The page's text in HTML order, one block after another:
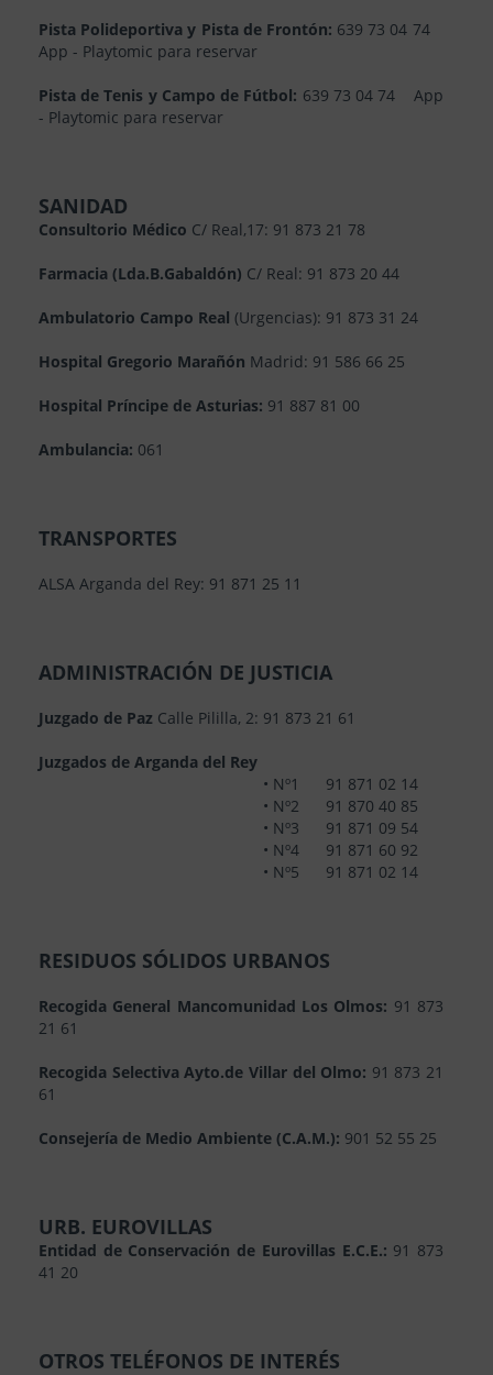
Pista Polideportiva y Pista de Frontón: 639 73 04 74
App - Playtomic para reservar
Pista de Tenis y Campo de Fútbol: 639 73 04 74 App
- Playtomic para reservar
SANIDAD
Consultorio Médico C/ Real,17: 91 873 21 78
Farmacia (Lda.B.Gabaldón) C/ Real: 91 873 20 44
Ambulatorio Campo Real (Urgencias): 91 873 31 24
Hospital Gregorio Marañón Madrid: 91 586 66 25
Hospital Príncipe de Asturias: 91 887 81 00
Ambulancia: 061
TRANSPORTES
ALSA Arganda del Rey: 91 871 25 11
ADMINISTRACIÓN DE JUSTICIA
Juzgado de Paz Calle Pililla, 2: 91 873 21 61
Juzgados de Arganda del Rey
• Nº1 91 871 02 14
• Nº2 91 870 40 85
• Nº3 91 871 09 54
• Nº4 91 871 60 92
• Nº5 91 871 02 14
RESIDUOS SÓLIDOS URBANOS
Recogida General Mancomunidad Los Olmos: 91 873
21 61
Recogida Selectiva Ayto.de Villar del Olmo: 91 873 21
61
Consejería de Medio Ambiente (C.A.M.): 901 52 55 25
URB. EUROVILLAS
Entidad de Conservación de Eurovillas E.C.E.: 91 873
41 20
OTROS TELÉFONOS DE INTERÉS